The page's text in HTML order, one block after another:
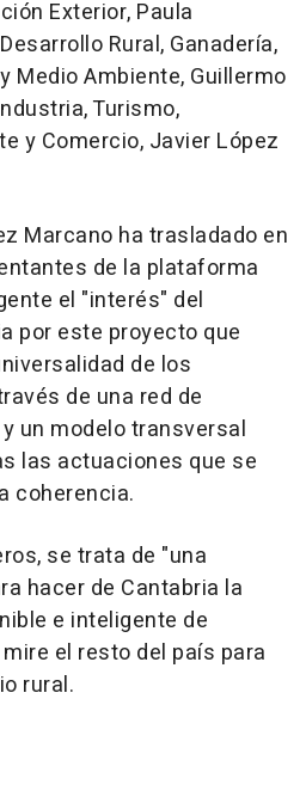
Exterior, Paula
Rural, Ganadería,
Medio Ambiente, Guillermo
Turismo,
y Comercio, Javier López
Marcano ha trasladado en
de la plataforma
el "interés" del
por este proyecto que
de los
de una red de
un modelo transversal
las actuaciones que se
coherencia.
se trata de "una
hacer de Cantabria la
e inteligente de
el resto del país para
rural.